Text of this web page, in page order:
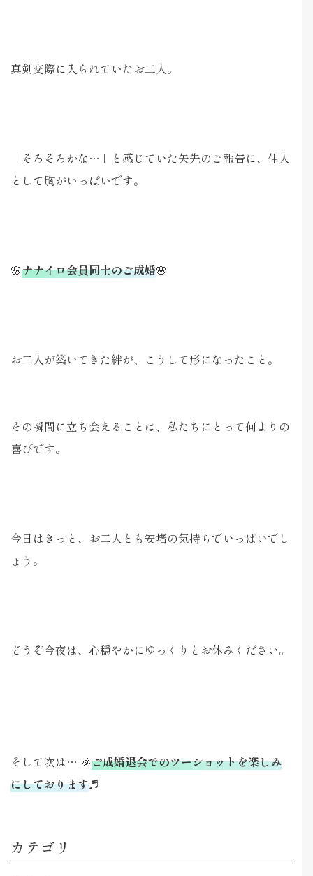
真剣交際に入られていたお二人。
「そろそろかな…」と感じていた矢先のご報告に、仲人
として胸がいっぱいです。
🌸ナナイロ会員同士のご成婚🌸
お二人が築いてきた絆が、こうして形になったこと。
その瞬間に立ち会えることは、私たちにとって何よりの
喜びです。
今日はきっと、お二人とも安堵の気持ちでいっぱいでし
ょう。
どうぞ今夜は、心穏やかにゆっくりとお休みください。
そして次は… 🎉ご成婚退会でのツーショットを楽しみ
にしております♬
カテゴリ